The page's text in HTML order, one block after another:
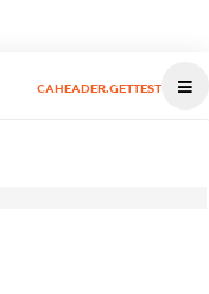
CAHEADER.GETTEST